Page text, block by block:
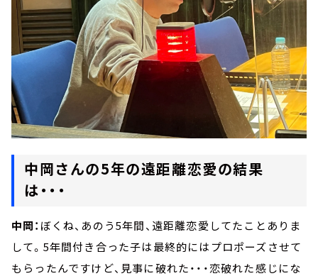
中岡さんの5年の遠距離恋愛の結果
は・・・
中岡： ぼくね、あのう5年間、遠距離恋愛してたことありま
して。5年間付き合った子は最終的にはプロポーズさせて
もらったんですけど、見事に破れた・・・恋破れた感じにな